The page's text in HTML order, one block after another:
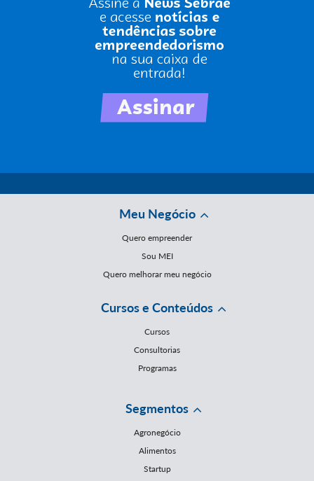
Meu Negócio
Quero empreender
Sou MEI
Quero melhorar meu negócio
Cursos e Conteúdos
Cursos
Consultorias
Programas
Segmentos
Agronegócio
Alimentos
Startup